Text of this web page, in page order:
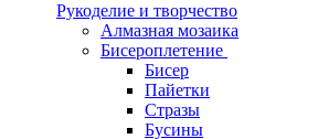
Рукоделие и творчество
Алмазная мозаика
Бисероплетение
Бисер
Пайетки
Стразы
Бусины